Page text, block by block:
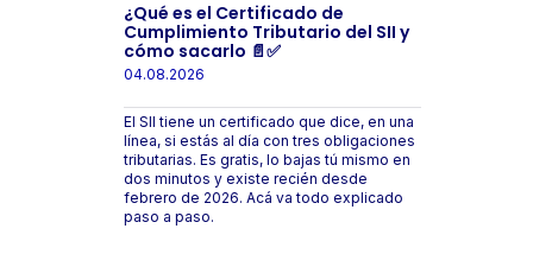
¿Qué es el Certificado de
Cumplimiento Tributario del SII y
cómo sacarlo 📄✅
04.08.2026
El SII tiene un certificado que dice, en una
línea, si estás al día con tres obligaciones
tributarias. Es gratis, lo bajas tú mismo en
dos minutos y existe recién desde
febrero de 2026. Acá va todo explicado
paso a paso.